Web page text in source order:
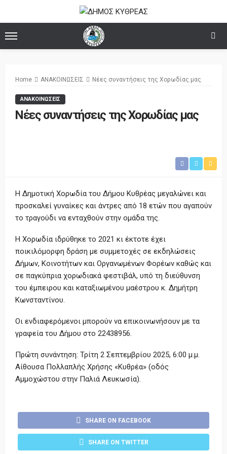
Home ΑΝΑΚΟΙΝΩΣΕΙΣ Νέες συναντήσεις της Χορωδίας μας
ΑΝΑΚΟΙΝΩΣΕΙΣ
Νέες συναντήσεις της Χορωδίας μας
Η Δημοτική Χορωδία του Δήμου Κυθρέας μεγαλώνει και
προσκαλεί γυναίκες και άντρες από 18 ετών που αγαπούν
το τραγούδι να ενταχθούν στην ομάδα της.
Η Χορωδία ιδρύθηκε το 2021 κι έκτοτε έχει
ποικιλόμορφη δράση με συμμετοχές σε εκδηλώσεις
Δήμων, Κοινοτήτων και Οργανωμένων Φορέων καθώς και
σε παγκύπρια χορωδιακά φεστιβάλ, υπό τη διεύθυνση
του έμπειρου και καταξιωμένου μαέστρου κ. Δημήτρη
Κωνσταντίνου.
Οι ενδιαφερόμενοι μπορούν να επικοινωνήσουν με τα
γραφεία του Δήμου στο 22438956.
Πρώτη συνάντηση: Τρίτη 2 Σεπτεμβρίου 2025, 6:00 μ.μ.
Αίθουσα Πολλαπλής Χρήσης «Κυθρέα» (οδός
Αμμοχώστου στην Παλιά Λευκωσία).
SHARE ON FACEBOOK
SHARE ON TWITTER